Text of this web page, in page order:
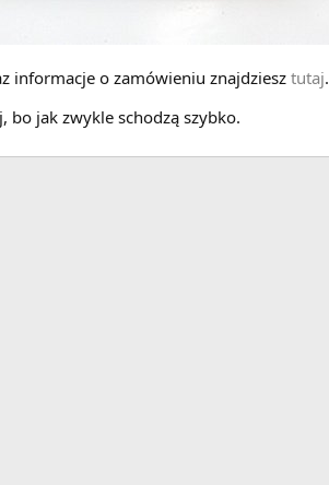
informacje o zamówieniu znajdziesztutaj.
bo jak zwykle schodzą szybko.